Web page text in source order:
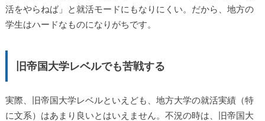
活をやらねば」と就活モードにもなりにくい。だから、地方の
学生はハードなものになりがちです。
旧帝国大学レベルでも苦戦する
実際、旧帝国大学レベルといえども、地方大学の就活実績（特
に文系）はあまり良いとはいえません。不況の時は、旧帝国大